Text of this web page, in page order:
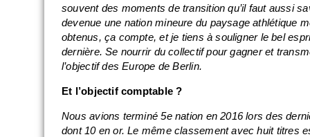
souvent des moments de transition qu’il faut aussi
devenue une nation mineure du paysage athlétique
obtenus, ça compte, et je tiens à souligner le bel
dernière. Se nourrir du collectif pour gagner et
l’objectif des Europe de Berlin.
Et l’objectif comptable ?
Nous avions terminé 5e nation en 2016 lors des
dont 10 en or. Le même classement avec huit titres